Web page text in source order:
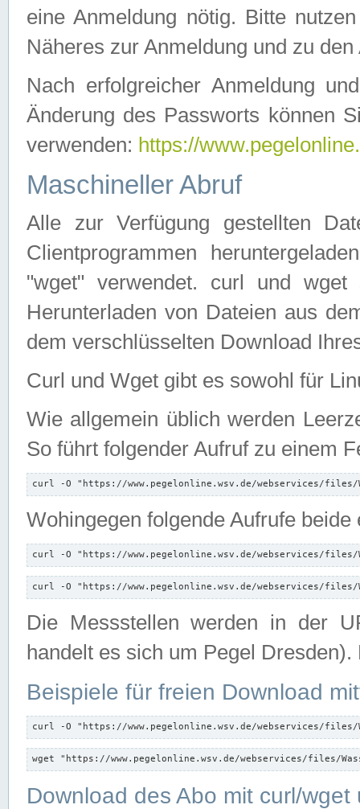
eine Anmeldung nötig. Bitte
Näheres zur Anmeldung und zu
Nach erfolgreicher Anmeldung
Änderung des Passworts können
verwenden: https://
Maschineller Abruf
Alle zur Verfügung gestellten
Clientprogrammen
"wget" verwendet. curl und wget
Herunterladen von Dateien aus
dem verschlüsselten Download
Curl und Wget gibt es sowohl für
Wie allgemein üblich werden
So führt folgender Aufruf zu einem
curl -O "https://www.pegelonline.wsv.de/webservices/files/
Wohingegen folgende Aufrufe beide
curl -O "https://www.pegelonline.wsv.de/webservices/files/
curl -O "https://www.pegelonline.wsv.de/webservices/files/
Die Messstellen werden in der
handelt es sich um Pegel
Beispiele für freien Download
curl -O "https://www.pegelonline.wsv.de/webservices/files/
wget "https://www.pegelonline.wsv.de/webservices/files/
Download des Abo mit curl/